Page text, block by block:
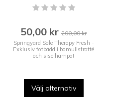
50,00 kr 200,00 kr
Springyard Sole Therapy Fresh -
Exklusiv fotbädd i bomullsfrotté
och siselhampa!
Välj alternativ